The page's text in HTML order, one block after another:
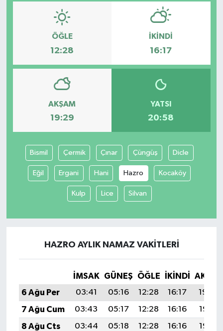
ÖĞLE
12:28
İKINDI
16:17
AKŞAM
19:29
YATSI
20:58
Bismil Çermik Çınar Çüngüş Dicle
Eğil Ergani Hani Hazro Kocaköy
Kulp Lice Silvan
HAZRO AYLIK NAMAZ VAKITLERI
İMSAK GÜNEŞ ÖĞLE İKINDI
6 Ağu Per
03:41 05:16 12:28 16:17
19:29
7 Ağu Cum
03:43 05:17 12:28 16:16
19:28
8 Ağu Cts
03:44 05:18 12:28 16:16
19:27